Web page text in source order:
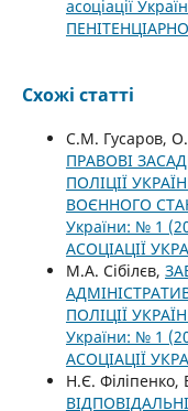
асоціації
Схожі статті
С.М. Гусаров,
ПРАВОВІ
ПОЛІЦІЇ
ВОЄННОГО
України: № 1
АСОЦІАЦІЇ
М.А. Сібілєв,
ПОЛІЦІЇ
України: № 1
АСОЦІАЦІЇ
Н.Є. Філіпенко,